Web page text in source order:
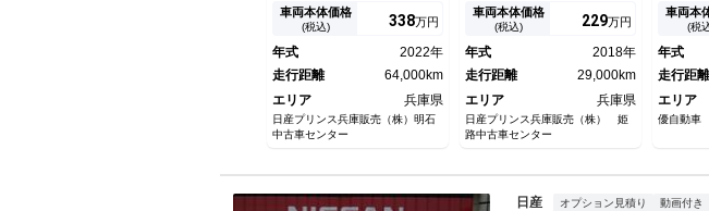
ー・ＬＥＤライト・前後ドラレ
コ・読書灯・電動リアブライン
支援・レーダークルーズ
車両本体価格
(税込) 338万円
年式
2022年
走行距離
64,000km
エリア
兵庫県
日産プリンス兵庫販売（株）明石
中古車センター
ミュージックサーバー・・地デ
ジ・社外ＴＶキット・アラウン
ワーシート・オットマン・ドラ
レコ前
車両本体価格
(税込) 229万円
年式
2018年
走行距離
29,000km
エリア
兵庫県
日産プリンス兵庫販売（株） 姫
路中古車センター
フ 革シ
プＳ２
車両本
(税
年式
走行距離
エリア
優自動車
日産 オプション見積り 動画付き